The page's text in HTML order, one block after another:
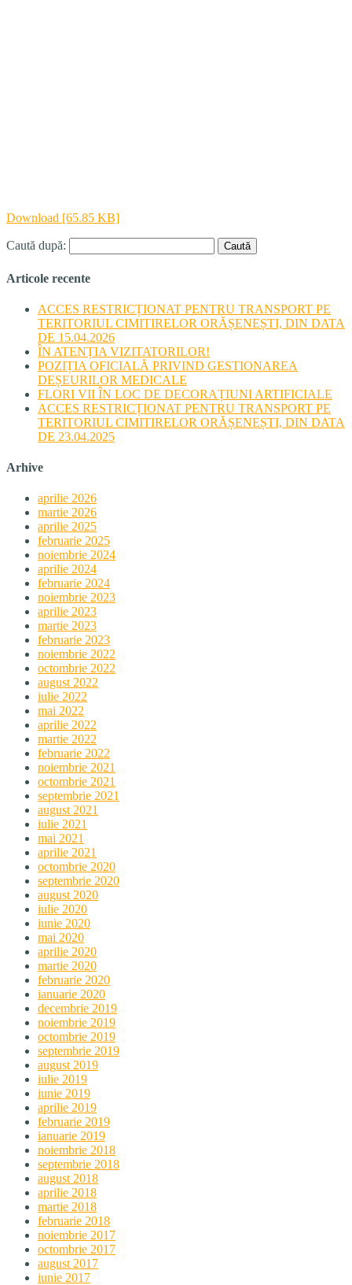
Download [65.85 KB]
Caută după:
Articole recente
ACCES RESTRICȚIONAT PENTRU TRANSPORT PE
TERITORIUL CIMITIRELOR ORĂȘENEȘTI, DIN DATA
DE 15.04.2026
ÎN ATENȚIA VIZITATORILOR!
POZIȚIA OFICIALĂ PRIVIND GESTIONAREA
DEȘEURILOR MEDICALE
FLORI VII ÎN LOC DE DECORAȚIUNI ARTIFICIALE
ACCES RESTRICȚIONAT PENTRU TRANSPORT PE
TERITORIUL CIMITIRELOR ORĂȘENEȘTI, DIN DATA
DE 23.04.2025
Arhive
aprilie 2026
martie 2026
aprilie 2025
februarie 2025
noiembrie 2024
aprilie 2024
februarie 2024
noiembrie 2023
aprilie 2023
martie 2023
februarie 2023
noiembrie 2022
octombrie 2022
august 2022
iulie 2022
mai 2022
aprilie 2022
martie 2022
februarie 2022
noiembrie 2021
octombrie 2021
septembrie 2021
august 2021
iulie 2021
mai 2021
aprilie 2021
octombrie 2020
septembrie 2020
august 2020
iulie 2020
iunie 2020
mai 2020
aprilie 2020
martie 2020
februarie 2020
ianuarie 2020
decembrie 2019
noiembrie 2019
octombrie 2019
septembrie 2019
august 2019
iulie 2019
iunie 2019
aprilie 2019
februarie 2019
ianuarie 2019
noiembrie 2018
septembrie 2018
august 2018
aprilie 2018
martie 2018
februarie 2018
noiembrie 2017
octombrie 2017
august 2017
iunie 2017